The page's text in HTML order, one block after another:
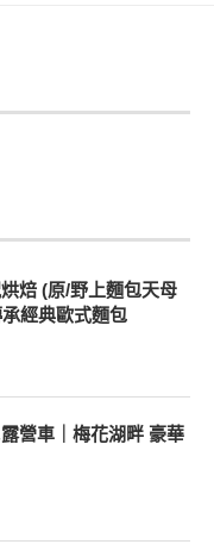
焙 (原/野上麵包天母
經典歐式麵包
營車｜梅花湖畔 豪華